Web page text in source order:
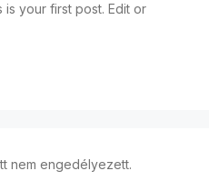
is your first post. Edit or
nem engedélyezett.